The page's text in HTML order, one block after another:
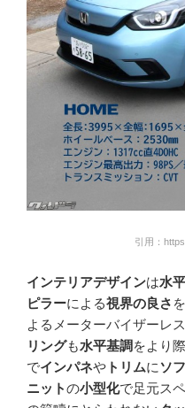
引用：
インテリアデザインは水
ピラーによる視界の良さ
よるメーターバイザーレ
リングも水平基調 をより
でインパネや トリムに ソ
ニットの小型化で足元ス